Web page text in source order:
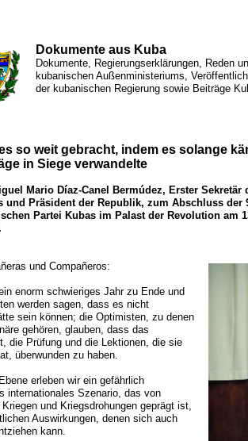
Dokumente aus Kuba
Dokumente, Regierungserklärungen, Reden
kubanischen Außenministeriums,
der kubanischen Regierung sowie Beiträge
so weit gebracht, indem es solange
in Siege verwandelte
Mario Díaz-Canel Bermúdez, Erster
und Präsident der Republik, zum Abschluss
Partei Kubas im Palast der Revolution am
und Compañeros:
enorm schwieriges Jahr zu Ende und
werden sagen, dass es nicht
sein können; die Optimisten, zu denen
gehören, glauben, dass das
die Prüfung und die Lektionen, die sie
überwunden zu haben.
erleben wir ein gefährlich
internationales Szenario, das von
und Kriegsdrohungen geprägt ist,
Auswirkungen, denen sich auch
kann.